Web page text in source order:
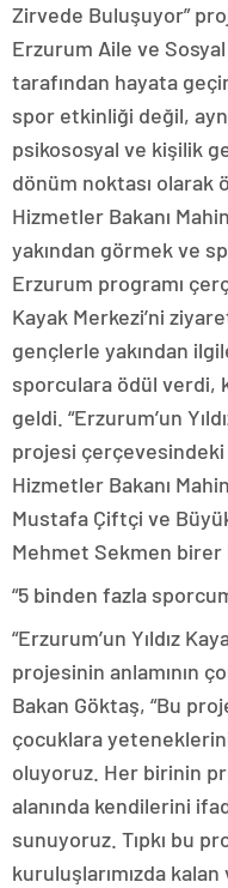
Zirvede Buluşuyor”
Erzurum Aile ve
tarafından hayata
spor etkinliği değil,
psikososyal ve kişilik
dönüm noktası olarak
Hizmetler Bakanı
yakından görmek ve
Erzurum programı
Kayak Merkezi’ni
gençlerle yakından
sporculara ödül verdi,
geldi. “Erzurum’un
projesi
Hizmetler Bakanı
Mustafa Çiftçi ve
Mehmet Sekmen birer
“5 binden fazla
“Erzurum’un Yıldız
projesinin anlamının
Bakan Göktaş, “Bu
çocuklara
oluyoruz. Her birinin
alanında kendilerini
sunuyoruz. Tıpkı bu
kuruluşlarımızda